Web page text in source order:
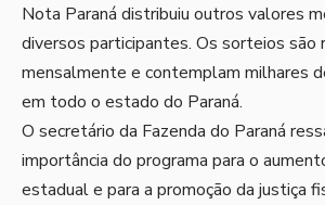
Nota Paraná distribuiu outros valores
diversos participantes. Os sorteios são
mensalmente e contemplam milhares
em todo o estado do Paraná.
O secretário da Fazenda do Paraná
importância do programa para o
estadual e para a promoção da justiça